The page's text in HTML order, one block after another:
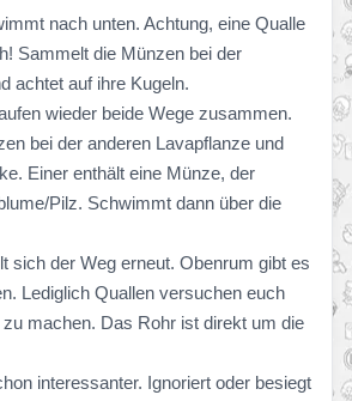
nach unten. Achtung, eine Qualle
Sammelt die Münzen bei der
achtet auf ihre Kugeln.
wieder beide Wege zusammen.
bei der anderen Lavapflanze und
Einer enthält eine Münze, der
Pilz. Schwimmt dann über die
sich der Weg erneut. Obenrum gibt es
Lediglich Quallen versuchen euch
machen. Das Rohr ist direkt um die
interessanter. Ignoriert oder besiegt